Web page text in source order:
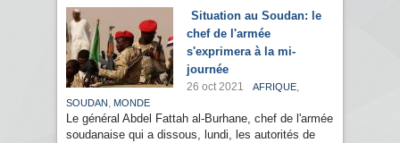
Situation au Soudan: le
chef de l'armée
s'exprimera à la mi-
journée
26 oct 2021 AFRIQUE,
SOUDAN , MONDE
Le général Abdel Fattah al-Burhane, chef de l'armée
soudanaise qui a dissous, lundi, les autorités de